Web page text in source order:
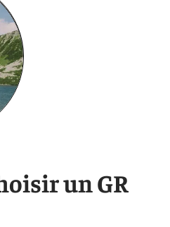
un GR